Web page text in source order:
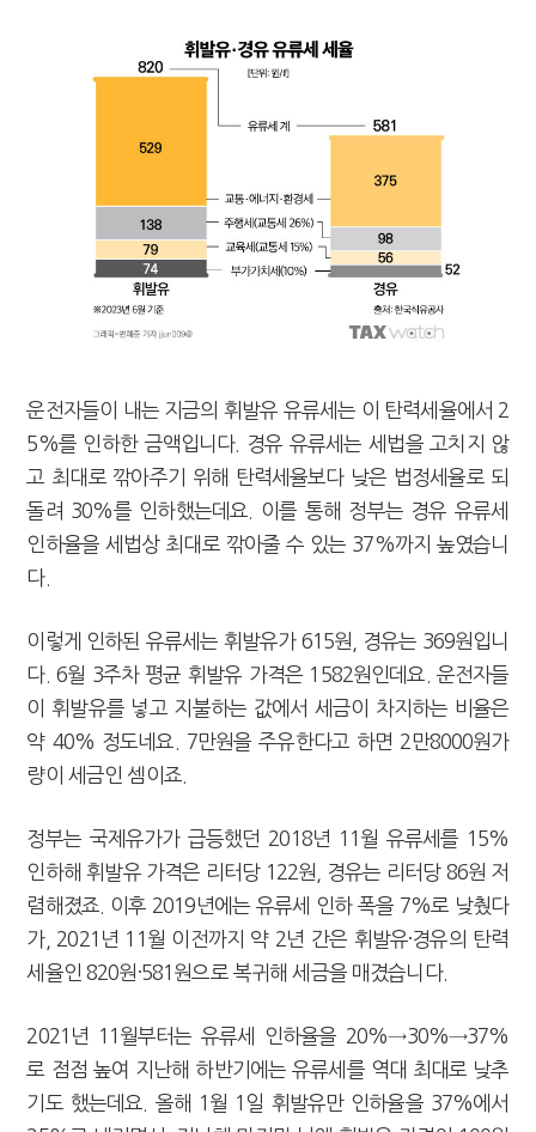
운전자들이 내는 지금의 휘발유 유류세는 이 탄력세율에서 2
5%를 인하한 금액입니다. 경유 유류세는 세법을 고치지 않
고 최대로 깎아주기 위해 탄력세율보다 낮은 법정세율로 되
돌려 30%를 인하했는데요. 이를 통해 정부는 경유 유류세
인하율을 세법상 최대로 깎아줄 수 있는 37%까지 높였습니
다.
이렇게 인하된 유류세는 휘발유가 615원, 경유는 369원입니
다. 6월 3주차 평균 휘발유 가격은 1582원인데요. 운전자들
이 휘발유를 넣고 지불하는 값에서 세금이 차지하는 비율은
약 40% 정도네요. 7만원을 주유한다고 하면 2만8000원가
량이 세금인 셈이죠.
정부는 국제유가가 급등했던 2018년 11월 유류세를 15%
인하해 휘발유 가격은 리터당 122원, 경유는 리터당 86원 저
렴해졌죠. 이후 2019년에는 유류세 인하 폭을 7%로 낮췄다
가, 2021년 11월 이전까지 약 2년 간은 휘발유·경유의 탄력
세율인 820원·581원으로 복귀해 세금을 매겼습니다.
2021년 11월부터는 유류세 인하율을 20%→30%→37%
로 점점 높여 지난해 하반기에는 유류세를 역대 최대로 낮추
기도 했는데요. 올해 1월 1일 휘발유만 인하율을 37%에서